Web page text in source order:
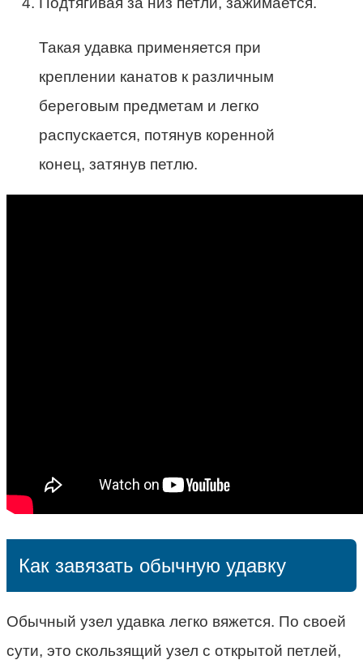
Такая удавка применяется при
креплении канатов к различным
береговым предметам и легко
распускается, потянув коренной
конец, затянув петлю.
Как завязать обычную удавку
Обычный узел удавка легко вяжется. По своей
сути, это скользящий узел с открытой петлей,